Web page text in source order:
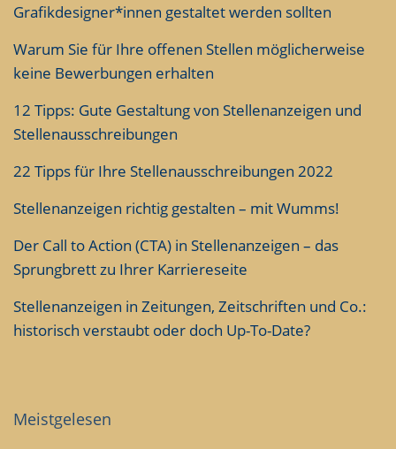
Grafikdesigner*innen gestaltet werden sollten
Warum Sie für Ihre offenen Stellen möglicherweise
keine Bewerbungen erhalten
12 Tipps: Gute Gestaltung von Stellenanzeigen und
Stellenausschreibungen
22 Tipps für Ihre Stellenausschreibungen 2022
Stellenanzeigen richtig gestalten – mit Wumms!
Der Call to Action (CTA) in Stellenanzeigen – das
Sprungbrett zu Ihrer Karriereseite
Stellenanzeigen in Zeitungen, Zeitschriften und Co.:
historisch verstaubt oder doch Up-To-Date?
Meistgelesen